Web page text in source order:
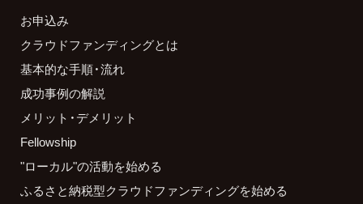
お申込み
クラウドファンディングとは
基本的な手順・流れ
成功事例の解説
メリット・デメリット
Fellowship
"ローカル"の活動を始める
ふるさと納税型クラウドファンディングを始める